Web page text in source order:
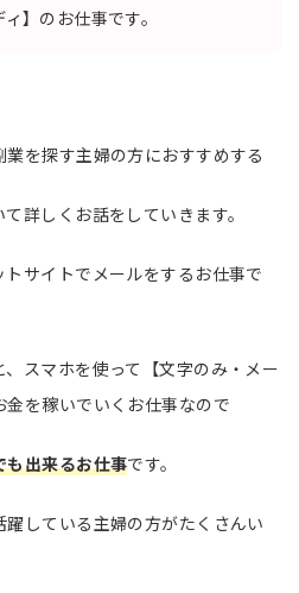
ィ】のお仕事です。
を探す主婦の方におすすめする
詳しくお話をしていきます。
サイトでメールをするお仕事で
スマホを使って【文字のみ・メー
を稼いでいくお仕事なので
も出来るお仕事です。
している主婦の方がたくさんい